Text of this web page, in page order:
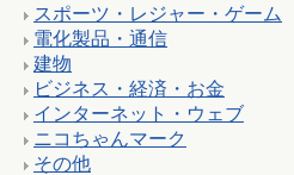
スポーツ・レジャー・ゲーム
電化製品・通信
建物
ビジネス・経済・お金
インターネット・ウェブ
ニコちゃんマーク
その他